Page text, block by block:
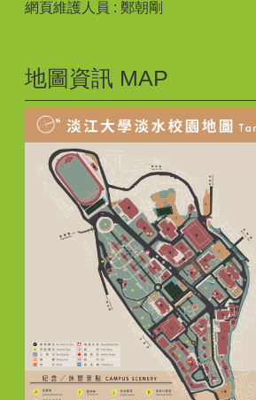
網頁維護人員 : 鄭朝剛
地圖資訊 MAP